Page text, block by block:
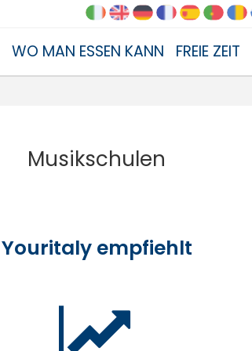
WO MAN ESSEN KANN FREIE ZEIT
Musikschulen
Youritaly empfiehlt